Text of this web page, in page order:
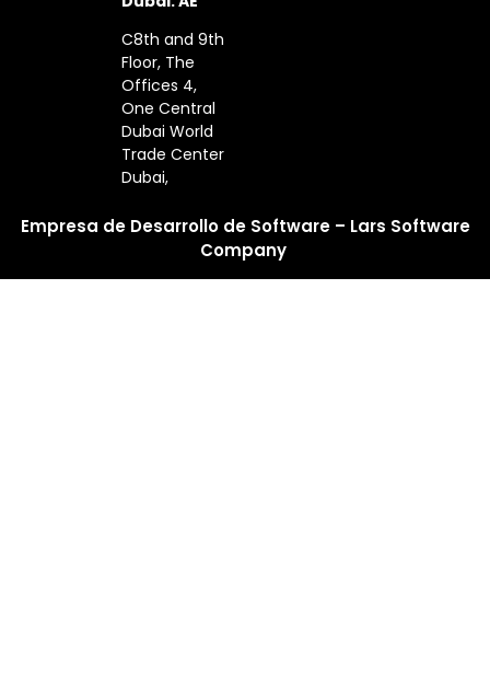
C8th and 9th
Floor, The
Offices 4,
One Central
Dubai World
Trade Center
Dubai,
Empresa de Desarrollo de Software – Lars Software
Company